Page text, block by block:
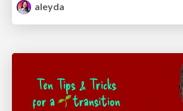
aleyda